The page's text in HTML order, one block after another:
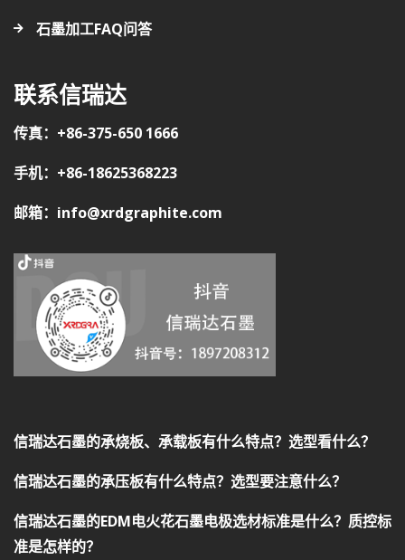
石墨加工FAQ问答
联系信瑞达
传真：+86-375-650 1666
手机：+86-18625368223
邮箱：info@xrdgraphite.com
信瑞达石墨的承烧板、承载板有什么特点？选型看什么？
信瑞达石墨的承压板有什么特点？选型要注意什么？
信瑞达石墨的EDM电火花石墨电极选材标准是什么？质控标
准是怎样的？